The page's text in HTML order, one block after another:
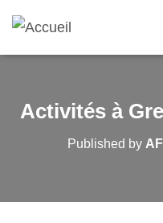
Activités à
Published by